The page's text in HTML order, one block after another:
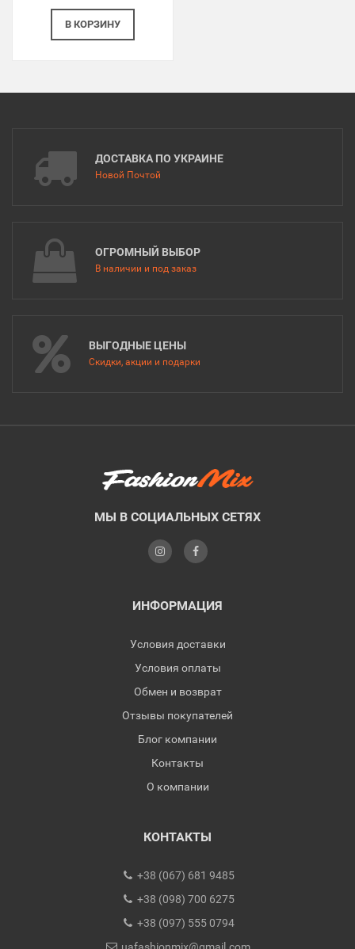
В КОРЗИНУ
ДОСТАВКА ПО УКРАИНЕ
Новой Почтой
ОГРОМНЫЙ ВЫБОР
В наличии и под заказ
ВЫГОДНЫЕ ЦЕНЫ
Скидки, акции и подарки
МЫ В СОЦИАЛЬНЫХ СЕТЯХ
ИНФОРМАЦИЯ
Условия доставки
Условия оплаты
Обмен и возврат
Отзывы покупателей
Блог компании
Контакты
О компании
КОНТАКТЫ
+38 (067) 681 9485
+38 (098) 700 6275
+38 (097) 555 0794